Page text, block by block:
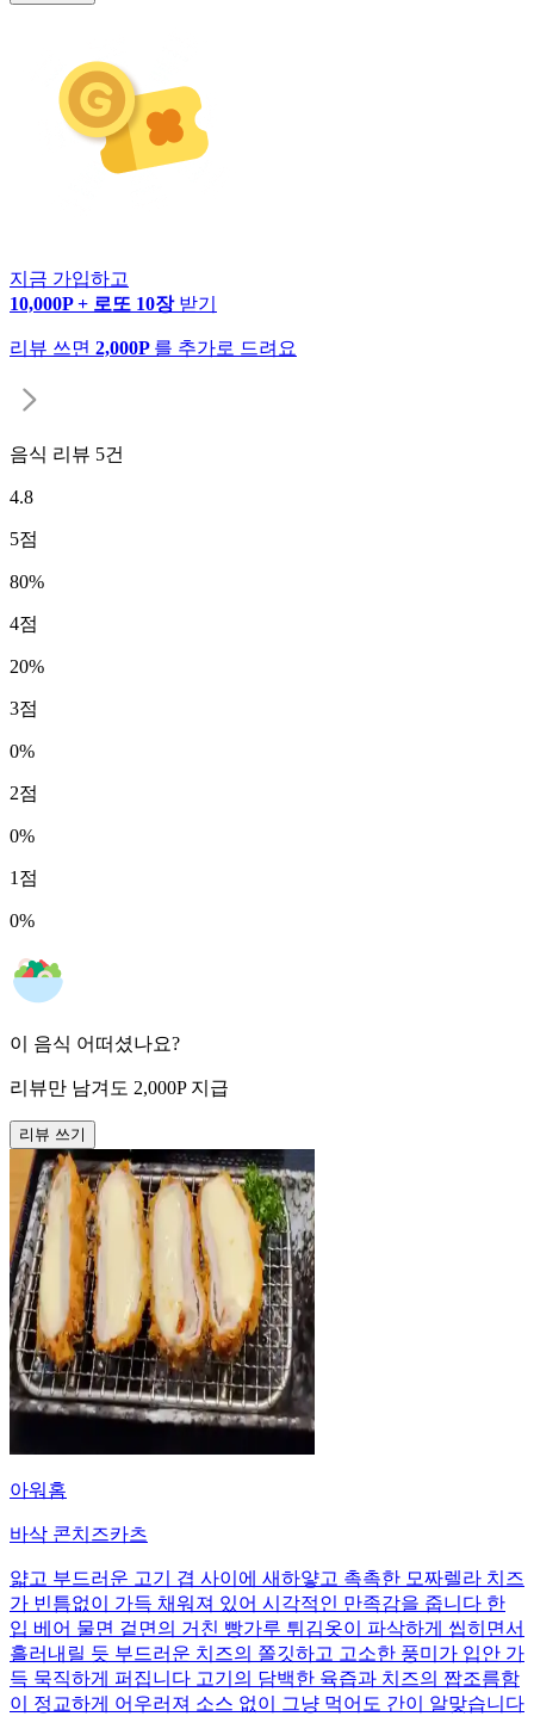
지금 가입하고
10,000P + 로또 10장 받기
리뷰 쓰면 2,000P 를 추가로 드려요
음식 리뷰 5건
4.8
5점
80%
4점
20%
3점
0%
2점
0%
1 점
0%
이 음식 어떠셨나요?
리뷰만 남겨도 2,000P 지급
리뷰 쓰기
아워홈
바삭 콘치즈카츠
얇고 부드러운 고기 겹 사이에 새하얗고 촉촉한 모짜렐라 치즈
가 빈틈없이 가득 채워져 있어 시각적인 만족감을 줍니다 한
입 베어 물면 겉면의 거친 빵가루 튀김옷이 파삭하게 씹히면서
흘러내릴 듯 부드러운 치즈의 쫄깃하고 고소한 풍미가 입안 가
득 묵직하게 퍼집니다 고기의 담백한 육즙과 치즈의 짭조름함
이 정교하게 어우러져 소스 없이 그냥 먹어도 간이 알맞습니다